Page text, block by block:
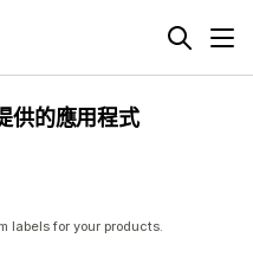
供的應用程式
labels for your products.